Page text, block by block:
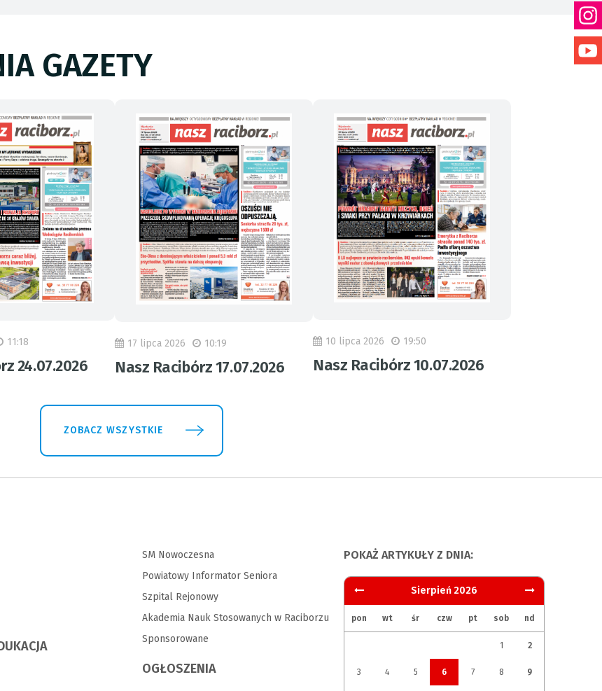
GAZETY
11:18
24.07.2026
17 lipca 2026 10:19
Nasz Racibórz 17.07.2026
10 lipca 2026 19:50
Nasz Racibórz 10.07.2026
ZOBACZ WSZYSTKIE
SM Nowoczesna
Powiatowy Informator Seniora
Szpital Rejonowy
Akademia Nauk Stosowanych w Raciborzu
Sponsorowane
OGŁOSZENIA
POKAŻ ARTYKUŁY Z DNIA:
Sierpień 2026
pon wt śr czw pt sob nd
1 2
3 4 5 6 7 8 9